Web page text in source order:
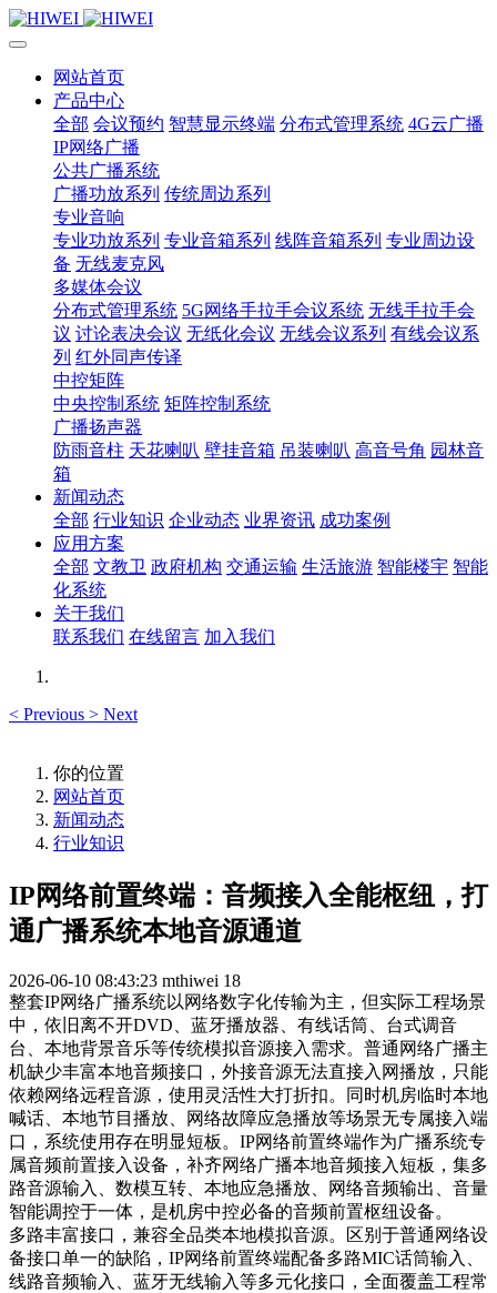
网站首页
产品中心
全部 会议预约 智慧显示终端 分布式管理系统 4G云广播
IP网络广播
公共广播系统
广播功放系列 传统周边系列
专业音响
专业功放系列 专业音箱系列 线阵音箱系列 专业周边设
备 无线麦克风
多媒体会议
分布式管理系统 5G网络手拉手会议系统 无线手拉手会
议 讨论表决会议 无纸化会议 无线会议系列 有线会议系
列 红外同声传译
中控矩阵
中央控制系统 矩阵控制系统
广播扬声器
防雨音柱 天花喇叭 壁挂音箱 吊装喇叭 高音号角 园林音
箱
新闻动态
全部 行业知识 企业动态 业界资讯 成功案例
应用方案
全部 文教卫 政府机构 交通运输 生活旅游 智能楼宇 智能
化系统
关于我们
联系我们 在线留言 加入我们
< Previous > Next
你的位置
网站首页
新闻动态
行业知识
IP网络前置终端：音频接入全能枢纽，打
通广播系统本地音源通道
2026-06-10 08:43:23 mthiwei 18
整套IP网络广播系统以网络数字化传输为主，但实际工程场景
中，依旧离不开DVD、蓝牙播放器、有线话筒、台式调音
台、本地背景音乐等传统模拟音源接入需求。普通网络广播主
机缺少丰富本地音频接口，外接音源无法直接入网播放，只能
依赖网络远程音源，使用灵活性大打折扣。同时机房临时本地
喊话、本地节目播放、网络故障应急播放等场景无专属接入端
口，系统使用存在明显短板。IP网络前置终端作为广播系统专
属音频前置接入设备，补齐网络广播本地音频接入短板，集多
路音源输入、数模互转、本地应急播放、网络音频输出、音量
智能调控于一体，是机房中控必备的音频前置枢纽设备。
多路丰富接口，兼容全品类本地模拟音源。区别于普通网络设
备接口单一的缺陷，IP网络前置终端配备多路MIC话筒输入、
线路音频输入、蓝牙无线输入等多元化接口，全面覆盖工程常